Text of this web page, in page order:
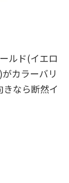
ルド(イエロ
カラーバリ
なら断然イ